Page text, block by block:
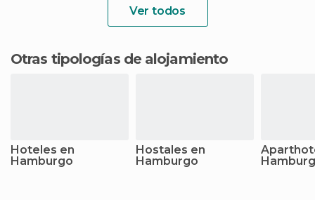
Ver todos
Otras tipologías de alojamiento
Hoteles en
Hamburgo
Hostales en
Hamburgo